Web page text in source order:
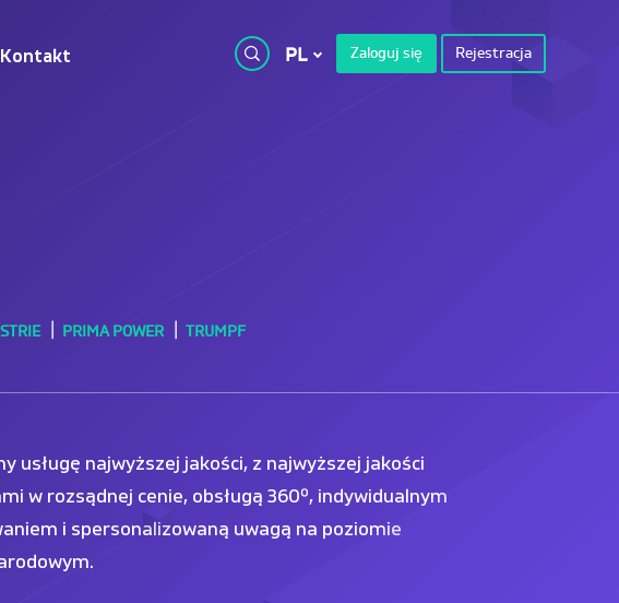
Kontakt PL Zaloguj się Rejestracja
PRIMA POWER TRUMPF
usługę najwyższej jakości, z najwyższej jakości
w rozsądnej cenie, obsługą 360º, indywidualnym
i spersonalizowaną uwagą na poziomie